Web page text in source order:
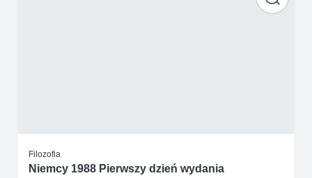
Filozofia
Niemcy 1988 Pierwszy dzień wydania